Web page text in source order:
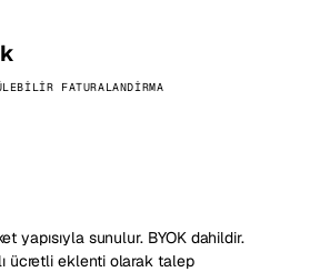
FATURALANDIRMA
yapısıyla sunulur. BYOK dahildir.
ücretli eklenti olarak talep